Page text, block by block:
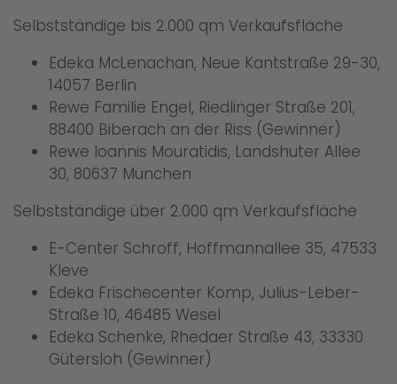
Selbstständige bis 2.000 qm Verkaufsfläche
Edeka McLenachan, Neue Kantstraße 29-30,
14057 Berlin
Rewe Familie Engel, Riedlinger Straße 201,
88400 Biberach an der Riss (Gewinner)
Rewe Ioannis Mouratidis, Landshuter Allee
30, 80637 München
Selbstständige über 2.000 qm Verkaufsfläche
E-Center Schroff, Hoffmannallee 35, 47533
Kleve
Edeka Frischecenter Komp, Julius-Leber-
Straße 10, 46485 Wesel
Edeka Schenke, Rhedaer Straße 43, 33330
Gütersloh (Gewinner)